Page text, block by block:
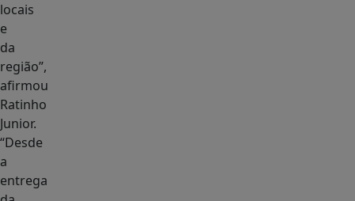
locais
e
da
região”,
afirmou
Ratinho
Junior.
“Desde
a
entrega